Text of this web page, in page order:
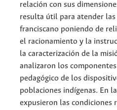
relación con sus
resulta útil para atender
franciscano poniendo de
el racionamiento y la
la caracterización de la
analizaron los
pedagógico de los
poblaciones indígenas. En
expusieron las condiciones